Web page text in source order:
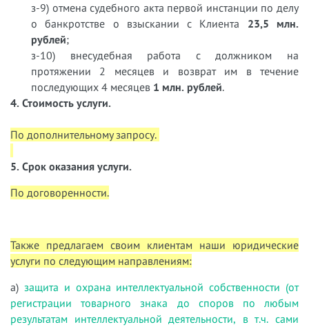
з-9) отмена судебного акта первой инстанции по делу
о банкротстве о взыскании с Клиента 23,5 млн.
рублей;
з-10) внесудебная работа с должником на
протяжении 2 месяцев и возврат им в течение
последующих 4 месяцев 1 млн. рублей.
4. Стоимость услуги.
По дополнительному запросу.
5. Срок оказания услуги.
По договоренности.
Также предлагаем своим клиентам наши юридические
услуги по следующим направлениям:
а) защита и охрана интеллектуальной собственности (от
регистрации товарного знака до споров по любым
результатам интеллектуальной деятельности, в т.ч. сами